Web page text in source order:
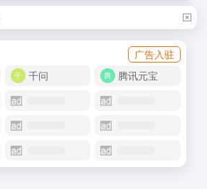
广告入驻
千问 腾讯元宝